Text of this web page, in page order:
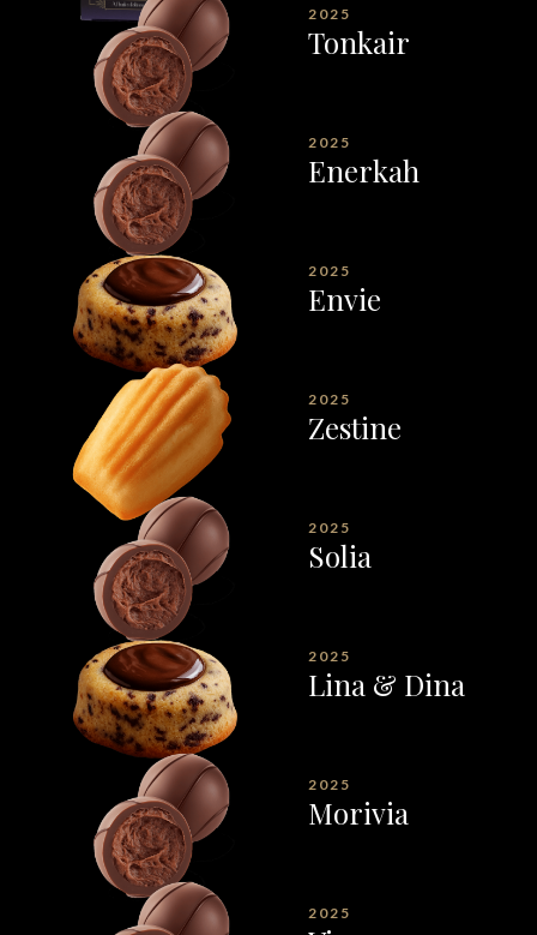
2025
Tonkair
2025
Enerkah
2025
Envie
2025
Zestine
2025
Solia
2025
Lina & Dina
2025
Morivia
2025